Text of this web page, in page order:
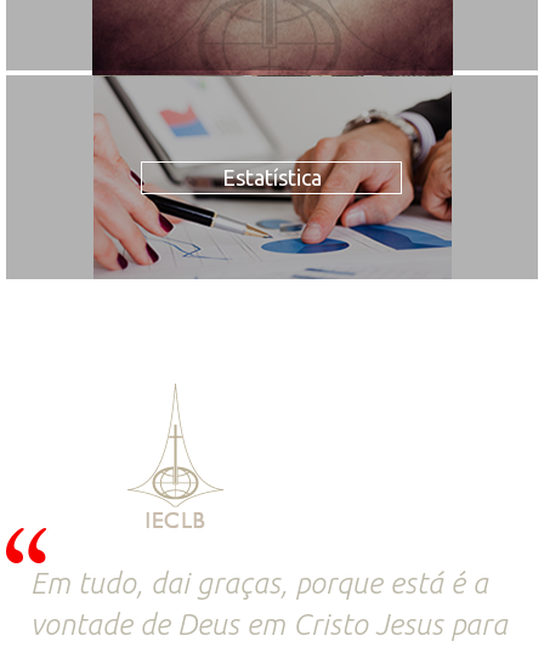
Estatística
Em tudo, dai graças, porque está é a
vontade de Deus em Cristo Jesus para